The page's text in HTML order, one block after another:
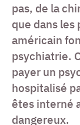
pas, de la
que dans les
américain
psychiatrie.
payer un
hospitalisé
êtes interné
dangereux.